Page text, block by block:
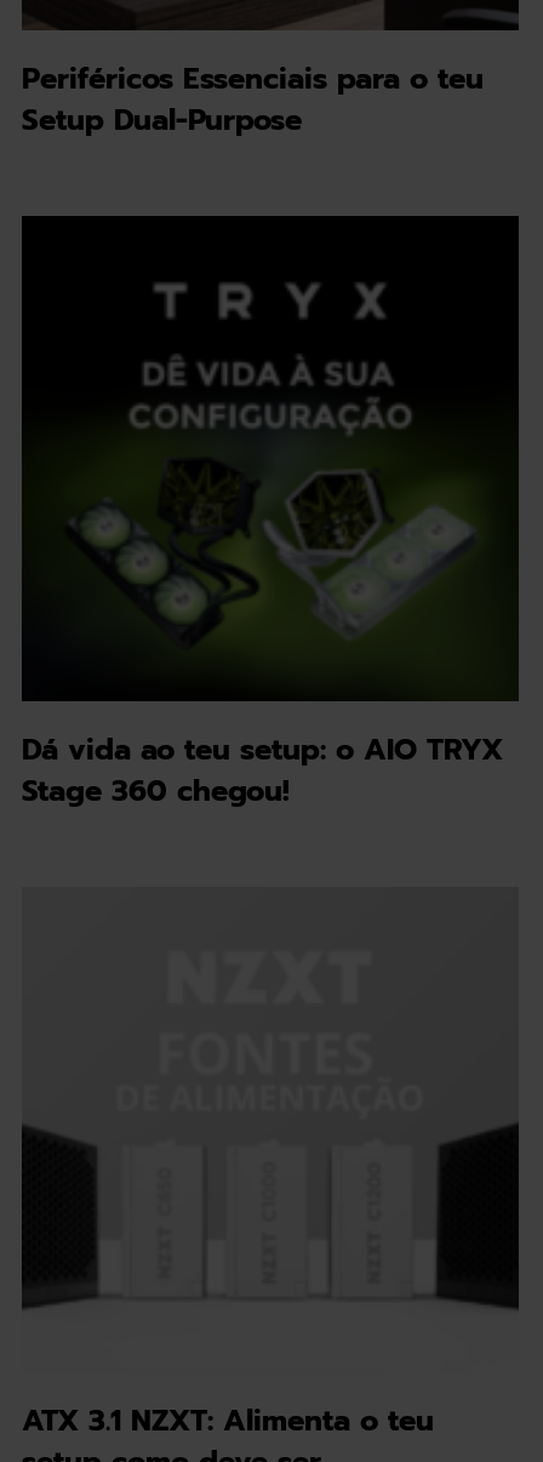
Periféricos Essenciais para o teu
Setup Dual-Purpose
Dá vida ao teu setup: o AIO TRYX
Stage 360 chegou!
ATX 3.1 NZXT: Alimenta o teu